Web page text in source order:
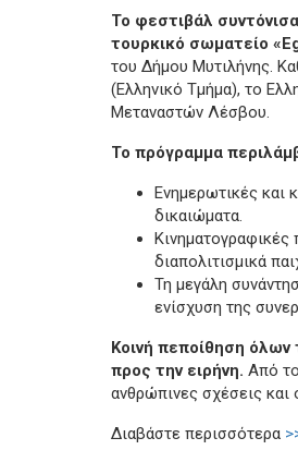
Το φεστιβάλ
τουρκικό σωματείο
του Δήμου Μυτιλήνης.
(Ελληνικό Τμήμα), το
Μεταναστών Λέσβου.
Το πρόγραμμα
Ενημερωτικές και
δικαιώματα.
Κινηματογραφικές
διαπολιτισμικά
Τη μεγάλη
ενίσχυση της
Κοινή πεποίθηση όλων
προς την ειρήνη. Από
ανθρώπινες σχέσεις και
Διαβάστε περισσότερα